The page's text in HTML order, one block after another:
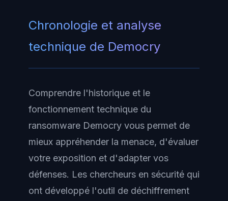
Chronologie et analyse
technique de Democry
Comprendre l'historique et le
fonctionnement technique du
ransomware Democry vous permet de
mieux appréhender la menace, d'évaluer
votre exposition et d'adapter vos
défenses. Les chercheurs en sécurité qui
ont développé l'outil de déchiffrement